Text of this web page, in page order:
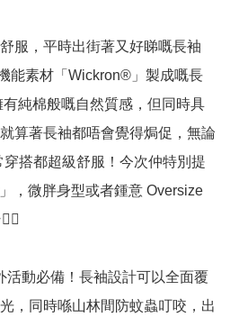
服，平時出街著又好睇嘅長袖
能素材「Wickron®」製成嘅長
純棉般嘅自然質感，但同時具
算著長袖都唔會覺得焗促，無論
搭都超級舒服！今次仲特別提
，微胖身型或者鍾意 Oversize
活動必備！長袖設計可以全面覆
，同時喺山林間防蚊蟲叮咬，出